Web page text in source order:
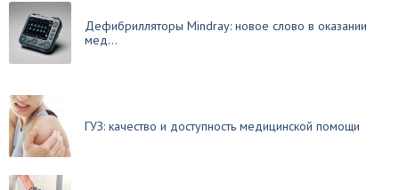
Дефибрилляторы Mindray: новое слово в оказании
мед...
ГУЗ: качество и доступность медицинской помощи